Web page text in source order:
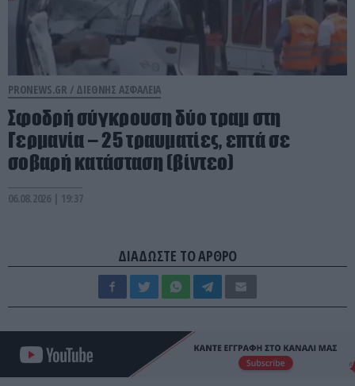
PRONEWS.GR / ΔΙΕΘΝΗΣ ΑΣΦΑΛΕΙΑ
Σφοδρή σύγκρουση δύο τραμ στη
Γερμανία – 25 τραυματίες, επτά σε
σοβαρή κατάσταση (βίντεο)
06.08.2026 | 19:37
ΔΙΑΔΩΣΤΕ ΤΟ ΑΡΘΡΟ